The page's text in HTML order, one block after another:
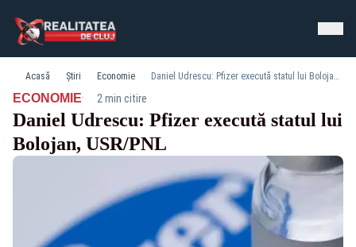
Acasă Știri Economie Daniel Udrescu: Pfizer execută statul lui Bolojan, USR/PNL
ECONOMIE· 2 min citire
Daniel Udrescu: Pfizer execută statul lui
Bolojan, USR/PNL